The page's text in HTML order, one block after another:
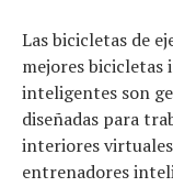
Las bicicletas de
mejores bicicletas
inteligentes son
diseñadas para
interiores
entrenadores